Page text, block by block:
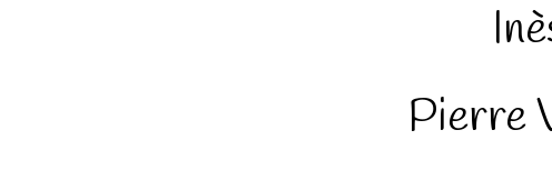
Pierre